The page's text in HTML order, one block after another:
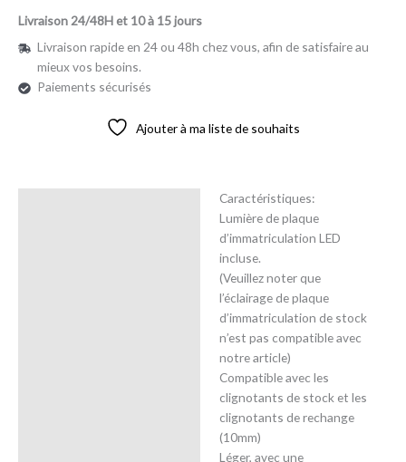
Livraison 24/48H et 10 à 15 jours
Livraison rapide en 24 ou 48h chez vous, afin de satisfaire au
mieux vos besoins.
Paiements sécurisés
Ajouter à ma liste de souhaits
Caractéristiques:
Lumière de plaque
d’immatriculation LED
incluse.
(Veuillez noter que
l’éclairage de plaque
d’immatriculation de stock
n’est pas compatible avec
notre article)
Compatible avec les
clignotants de stock et les
clignotants de rechange
(10mm)
Léger, avec une